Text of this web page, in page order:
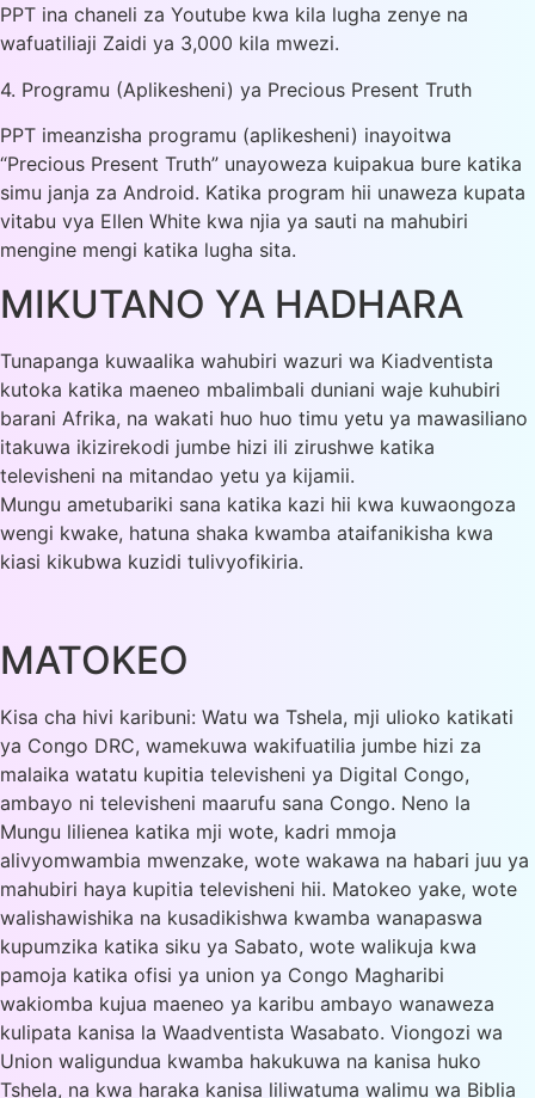
PPT ina chaneli za Youtube kwa kila lugha zenye na
wafuatiliaji Zaidi ya 3,000 kila mwezi.
4. Programu (Aplikesheni) ya Precious Present Truth
PPT imeanzisha programu (aplikesheni) inayoitwa
“Precious Present Truth” unayoweza kuipakua bure katika
simu janja za Android. Katika program hii unaweza kupata
vitabu vya Ellen White kwa njia ya sauti na mahubiri
mengine mengi katika lugha sita.
MIKUTANO YA HADHARA
Tunapanga kuwaalika wahubiri wazuri wa Kiadventista
kutoka katika maeneo mbalimbali duniani waje kuhubiri
barani Afrika, na wakati huo huo timu yetu ya mawasiliano
itakuwa ikizirekodi jumbe hizi ili zirushwe katika
televisheni na mitandao yetu ya kijamii.
Mungu ametubariki sana katika kazi hii kwa kuwaongoza
wengi kwake, hatuna shaka kwamba ataifanikisha kwa
kiasi kikubwa kuzidi tulivyofikiria.
MATOKEO
Kisa cha hivi karibuni: Watu wa Tshela, mji ulioko katikati
ya Congo DRC, wamekuwa wakifuatilia jumbe hizi za
malaika watatu kupitia televisheni ya Digital Congo,
ambayo ni televisheni maarufu sana Congo. Neno la
Mungu lilienea katika mji wote, kadri mmoja
alivyomwambia mwenzake, wote wakawa na habari juu ya
mahubiri haya kupitia televisheni hii. Matokeo yake, wote
walishawishika na kusadikishwa kwamba wanapaswa
kupumzika katika siku ya Sabato, wote walikuja kwa
pamoja katika ofisi ya union ya Congo Magharibi
wakiomba kujua maeneo ya karibu ambayo wanaweza
kulipata kanisa la Waadventista Wasabato. Viongozi wa
Union waligundua kwamba hakukuwa na kanisa huko
Tshela, na kwa haraka kanisa liliwatuma walimu wa Biblia